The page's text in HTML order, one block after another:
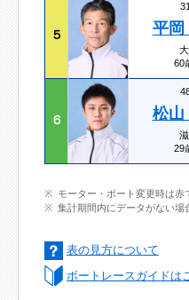
５ 平
60
６ 松
29
モーター・ボート変更時は赤
集計期間内にデータがない場
表の見方について
ボートレースガイドは